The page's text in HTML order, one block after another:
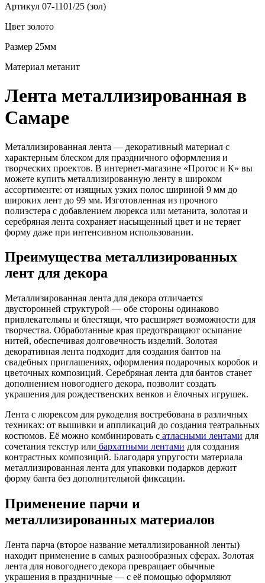
Артикул 07-1101/25 (зол)
Цвет золото
Размер 25мм
Материал метанит
Лента металлизированная в
Самаре
Металлизированная лента — декоративный материал с
характерным блеском для праздничного оформления и
творческих проектов. В интернет-магазине «Протос и К» вы
можете купить металлизированную ленту в широком
ассортименте: от изящных узких полос шириной 9 мм до
широких лент до 99 мм. Изготовленная из прочного
полиэстера с добавлением люрекса или метанита, золотая и
серебряная лента сохраняет насыщенный цвет и не теряет
форму даже при интенсивном использовании.
Преимущества металлизированных
лент для декора
Металлизированная лента для декора отличается
двусторонней структурой — обе стороны одинаково
привлекательны и блестящи, что расширяет возможности для
творчества. Обработанные края предотвращают осыпание
нитей, обеспечивая долговечность изделий. Золотая
декоративная лента подходит для создания бантов на
свадебных приглашениях, оформления подарочных коробок и
цветочных композиций. Серебряная лента для бантов станет
дополнением новогоднего декора, позволит создать
украшения для рождественских венков и ёлочных игрушек.
Лента с люрексом для рукоделия востребована в различных
техниках: от вышивки и аппликаций до создания театральных
костюмов. Её можно комбинировать с атласными лентами для
сочетания текстур или бархатными лентами для создания
контрастных композиций. Благодаря упругости материала
металлизированная лента для упаковки подарков держит
форму банта без дополнительной фиксации.
Применение парчи и
металлизированных материалов
Лента парча (второе название металлизированной ленты)
находит применение в самых разнообразных сферах. Золотая
лента для новогоднего декора превращает обычные
украшения в праздничные — с её помощью оформляют